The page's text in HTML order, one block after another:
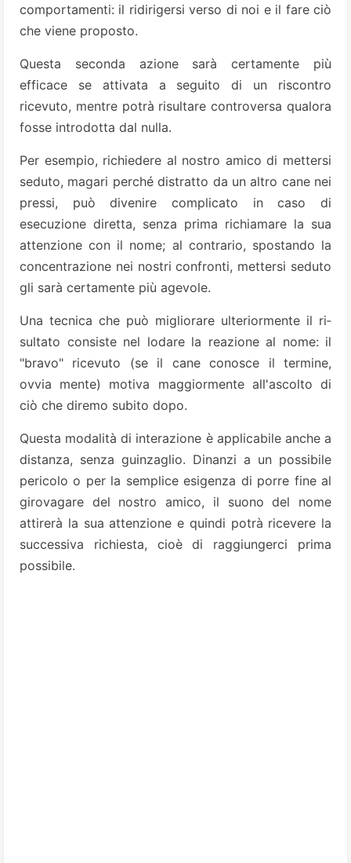
comportamenti: il ridi­rigersi verso di noi e il fare ciò
che viene proposto.
Questa seconda azione sarà certamente più
efficace se attivata a seguito di un riscontro
ricevuto, mentre potrà risultare con­troversa qualora
fosse introdotta dal nulla.
Per esempio, richiedere al no­stro amico di mettersi
seduto, maga­ri perché distratto da un altro cane nei
pressi, può divenire complicato in caso di
esecuzione diretta, senza prima richiamare la sua
attenzione con il nome; al contrario, spostan­do la
concentrazione nei nostri con­fronti, mettersi seduto
gli sarà certa­mente più agevole.
Una tecnica che può migliorare ulteriormente il ri­
sultato consiste nel lodare la reazio­ne al nome: il
"bravo" ricevuto (se il cane conosce il termine,
ovvia­ mente) motiva maggiormente all'a­scolto di
ciò che diremo subito do­po.
Questa modalità di interazione è applicabile anche a
distanza, sen­za guinzaglio. Dinanzi a un possibi­le
pericolo o per la semplice esigen­za di porre fine al
girovagare del no­stro amico, il suono del nome
attire­rà la sua attenzione e quindi potrà ricevere la
successiva richiesta, cioè di raggiungerci prima
possibile.